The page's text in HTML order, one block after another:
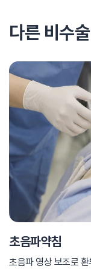
다른 비수
초음파약침
초음파 영상 보조로